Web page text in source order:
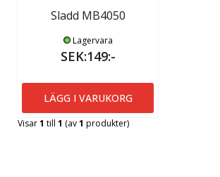
Sladd MB4050
Lagervara
SEK:149:-
LÄGG I VARUKORG
Visar1 till 1 (av1 produkter)